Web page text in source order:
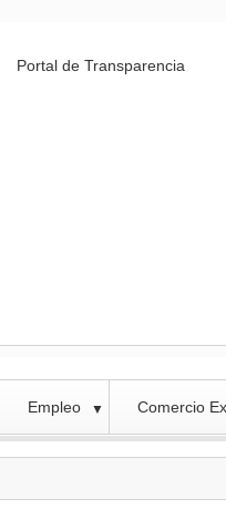
Portal de Transparencia
Empleo ▼ Comercio